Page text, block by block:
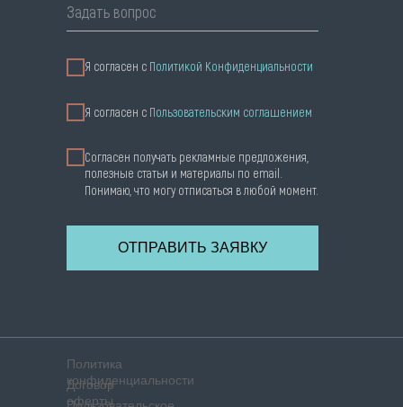
Задать вопрос
Я согласен с Политикой Конфиденциальности
Я cогласен с Пользовательским соглашением
Согласен получать рекламные предложения,
полезные статьи и материалы по email.
Понимаю, что могу отписаться в любой момент.
ОТПРАВИТЬ ЗАЯВКУ
Политика
конфиденциальности
Договор
оферты